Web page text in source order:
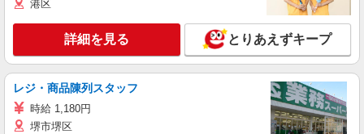
港区
詳細を見る とりあえずキープ
レジ・商品陳列スタッフ
時給 1,180円
堺市堺区